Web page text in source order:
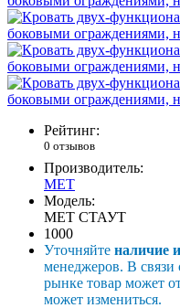
Рейтинг:
0 отзывов
Производитель:
MET
Модель:
MET СТАУТ
1000
Уточняйте наличие
менеджеров. В связи
рынке товар может
может измениться.